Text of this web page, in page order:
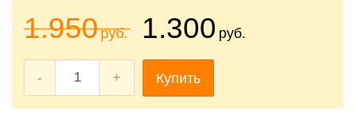
1.950руб. 1.300 руб.
- + Купить